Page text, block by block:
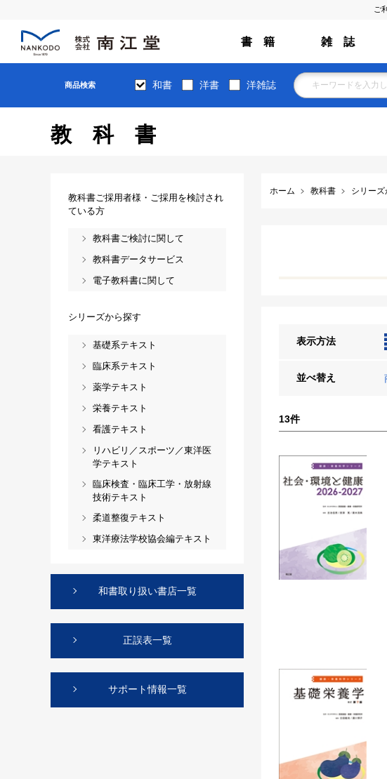
ご
書 籍 雑 誌
商品検索 和書 洋書 洋雑誌
教科書
ホーム 教科書 シリー
表示方法
並べ替え
13件
教科書ご採用者様・ご採用を検討され
ている方
教科書ご検討に関して
教科書データサービス
電子教科書に関して
シリーズから探す
基礎系テキスト
臨床系テキスト
薬学テキスト
栄養テキスト
看護テキスト
リハビリ／スポーツ／東洋医
学テキスト
臨床検査・臨床工学・放射線
技術テキスト
柔道整復テキスト
東洋療法学校協会編テキスト
和書取り扱い書店一覧
正誤表一覧
サポート情報一覧